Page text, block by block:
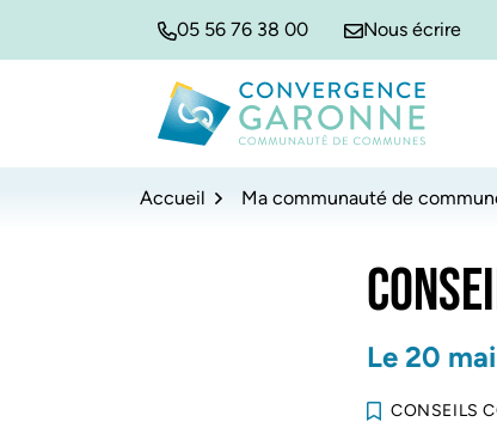
05 56 76 38 00 Nous écrire
Convergence
Accueil Ma communauté de
Le 20 mai
CONSEILS